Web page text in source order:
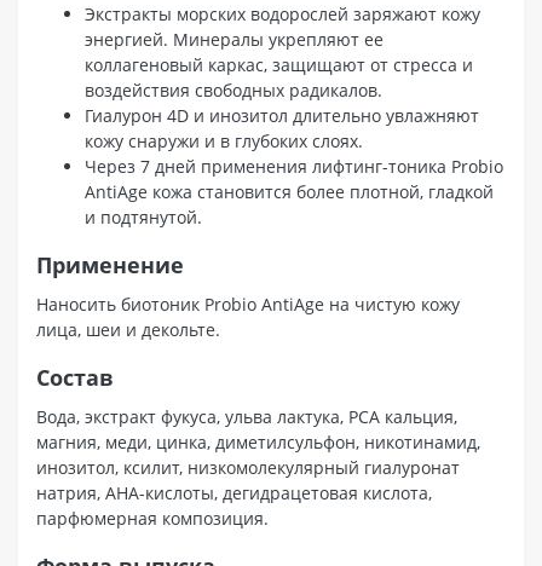
Экстракты морских водорослей заряжают кожу
энергией. Минералы укрепляют ее
коллагеновый каркас, защищают от стресса и
воздействия свободных радикалов.
Гиалурон 4D и инозитол длительно увлажняют
кожу снаружи и в глубоких слоях.
Через 7 дней применения лифтинг-тоника Probio
AntiAge кожа становится более плотной, гладкой
и подтянутой.
Применение
Наносить биотоник Probio AntiAge на чистую кожу
лица, шеи и декольте.
Состав
Вода, экстракт фукуса, ульва лактука, РСА кальция,
магния, меди, цинка, диметилсульфон, никотинамид,
инозитол, ксилит, низкомолекулярный гиалуронат
натрия, АНА-кислоты, дегидрацетовая кислота,
парфюмерная композиция.